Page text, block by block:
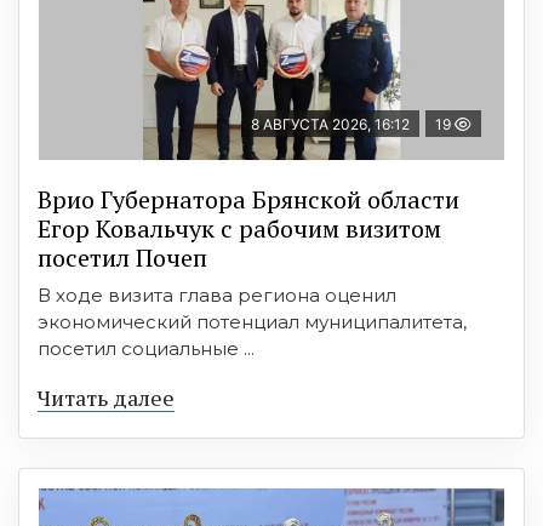
8 АВГУСТА 2026, 16:12 19
Врио Губернатора Брянской области
Егор Ковальчук с рабочим визитом
посетил Почеп
В ходе визита глава региона оценил
экономический потенциал муниципалитета,
посетил социальные ...
Читать далее